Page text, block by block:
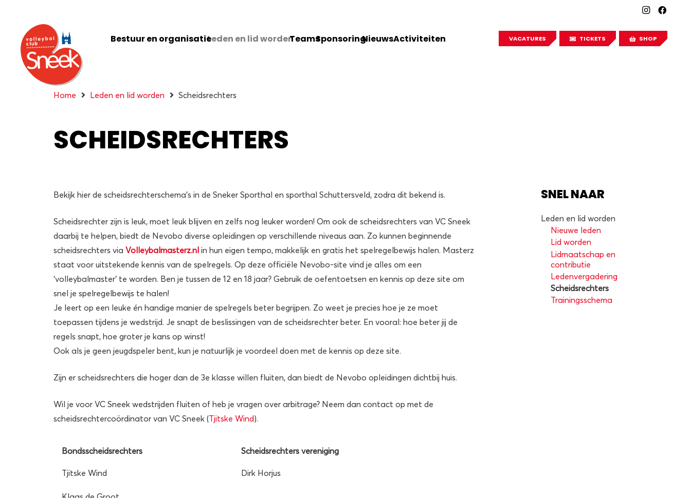
Bestuur en organisatieLeden en lid wordenTeamsSponsoringNieuwsActiviteiten VACATURES TICKETS SHOP
Home Leden en lid worden Scheidsrechters
SCHEIDSRECHTERS
Bekijk hier de scheidsrechterschema’s in de Sneker Sporthal en sporthal Schuttersveld, zodra dit bekend is.
Scheidsrechter zijn is leuk, moet leuk blijven en zelfs nog leuker worden! Om ook de scheidsrechters van VC Sneek
daarbij te helpen, biedt de Nevobo diverse opleidingen op verschillende niveaus aan. Zo kunnen beginnende
scheidsrechters via Volleybalmasterz.nl in hun eigen tempo, makkelijk en gratis het spelregelbewijs halen. Masterz
staat voor uitstekende kennis van de spelregels. Op deze officiële Nevobo-site vind je alles om een
‘volleybalmaster’ te worden. Ben je tussen de 12 en 18 jaar? Gebruik de oefentoetsen en kennis op deze site om
snel je spelregelbewijs te halen!
Je leert op een leuke én handige manier de spelregels beter begrijpen. Zo weet je precies hoe je ze moet
toepassen tijdens je wedstrijd. Je snapt de beslissingen van de scheidsrechter beter. En vooral: hoe beter jij de
regels snapt, hoe groter je kans op winst!
Ook als je geen jeugdspeler bent, kun je natuurlijk je voordeel doen met de kennis op deze site.
Zijn er scheidsrechters die hoger dan de 3e klasse willen fluiten, dan biedt de Nevobo opleidingen dichtbij huis.
Wil je voor VC Sneek wedstrijden fluiten of heb je vragen over arbitrage? Neem dan contact op met de
scheidsrechtercoördinator van VC Sneek (Tjitske Wind).
Bondsscheidsrechters Scheidsrechters vereniging
Tjitske Wind Dirk Horjus
SNEL NAAR
Leden en lid worden
Nieuwe leden
Lid worden
Lidmaatschap en
contributie
Ledenvergadering
Scheidsrechters
Trainingsschema